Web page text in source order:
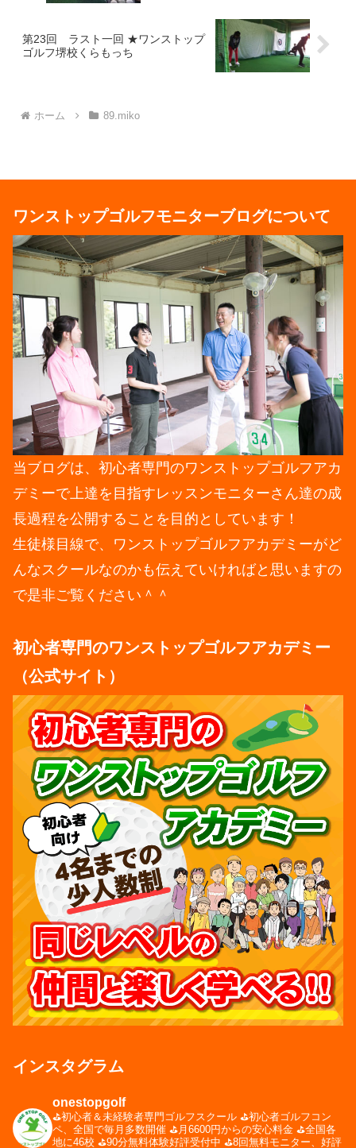
第23回 ラスト一回 ★ワンストップ
ゴルフ堺校くらもっち
ホーム 89.miko
ワンストップゴルフモニターブログについて
当ブログは、初心者専門のワンストップゴルフアカ
デミーで上達を目指すレッスンモニターさん達の成
長過程を公開することを目的としています！
生徒様目線で、ワンストップゴルフアカデミーがど
んなスクールなのかも伝えていければと思いますの
で是非ご覧ください＾＾
初心者専門のワンストップゴルフアカデミー
（公式サイト）
インスタグラム
onestopgolf
⛳️初心者＆未経験者専門ゴルフスクール ⛳️初心者ゴルフコン
ペ、全国で毎月多数開催 ⛳️月6600円からの安心料金 ⛳️全国各
地に46校 ⛳️90分無料体験好評受付中 ⛳️8回無料モニター、好評